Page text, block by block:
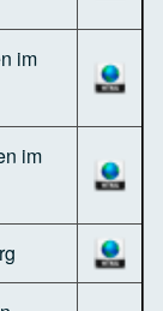
im
im